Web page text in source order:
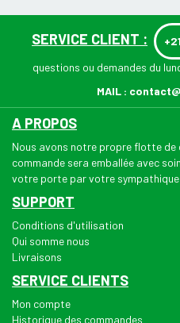
SERVICE CLIENT :
questions ou demandes du
MAIL :
A PROPOS
Nous avons notre propre flotte
commande sera emballée avec
votre porte par votre
SUPPORT
Conditions d'utilisation
Qui somme nous
Livraisons
SERVICE CLIENTS
Mon compte
Historique des commandes